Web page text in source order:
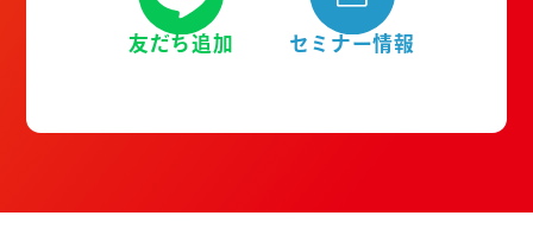
友だち追加 セミナー情報